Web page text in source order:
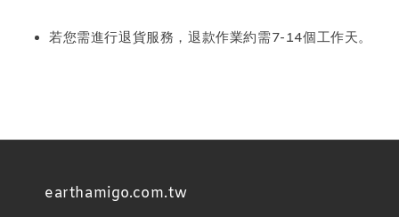
若您需進行退貨服務，退款作業約需7-14個工作天。
earthamigo.com.tw